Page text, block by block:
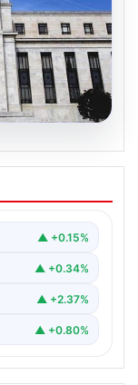
▲ +0.15%
▲ +0.34%
▲ +2.37%
▲ +0.80%